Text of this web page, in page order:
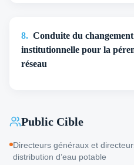
8. Conduite du
institutionnelle pour la
réseau
Public Cible
Directeurs généraux et
distribution d’eau potable